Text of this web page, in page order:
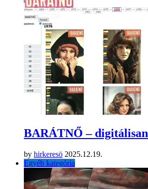
BARÁTNŐ – digitálisan
by hirkeresö 2025.12.19.
Egyéb kategória